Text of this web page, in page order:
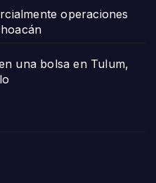
operaciones
una bolsa en Tulum,